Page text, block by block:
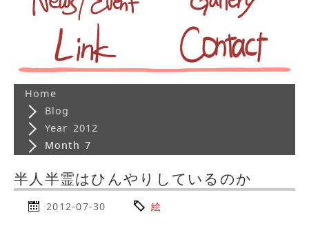
Home
Blog
Year 2012
Month 7
半人半霊はひんやりしているのか
2012-07-30 絵